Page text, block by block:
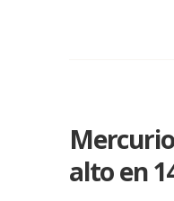
alto en